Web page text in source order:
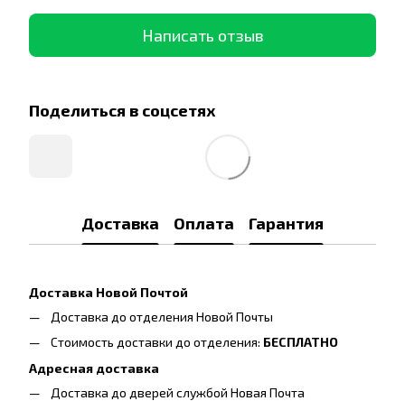
Написать отзыв
Поделиться в соцсетях
Доставка Оплата Гарантия
Доставка Новой Почтой
Доставка до отделения Новой Почты
Стоимость доставки до отделения: БЕСПЛАТНО
Адресная доставка
Доставка до дверей службой Новая Почта